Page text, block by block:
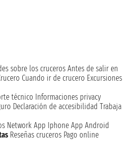
sobre los cruceros Antes de salir en
Cuando ir de crucero Excursiones
técnico Informaciones privacy
Declaración de accesibilidad Trabaja
Network App Iphone App Android
Reseñas cruceros Pago online